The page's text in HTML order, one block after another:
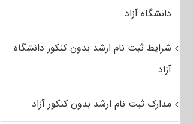
دانشگاه آزاد
شرایط ثبت نام ارشد بدون کنکور دانشگاه
آزاد
مدارک ثبت نام ارشد بدون کنکور آزاد